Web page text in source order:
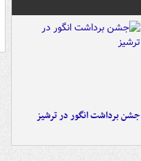
جشن برداشت انگور در ترشیز